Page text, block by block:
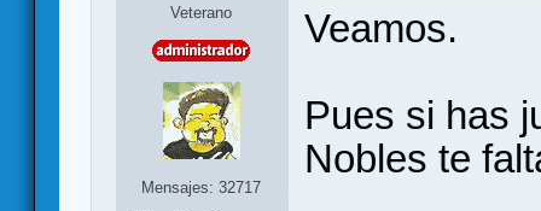
Veterano
Mensajes: 32717
Veamos.
Pues si has
Nobles te